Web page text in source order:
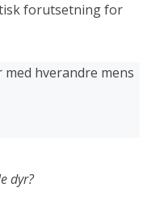
forutsetning for
dyr?